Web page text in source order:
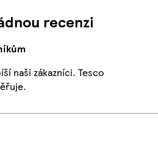
recenzi
naši zákazníci. Tesco